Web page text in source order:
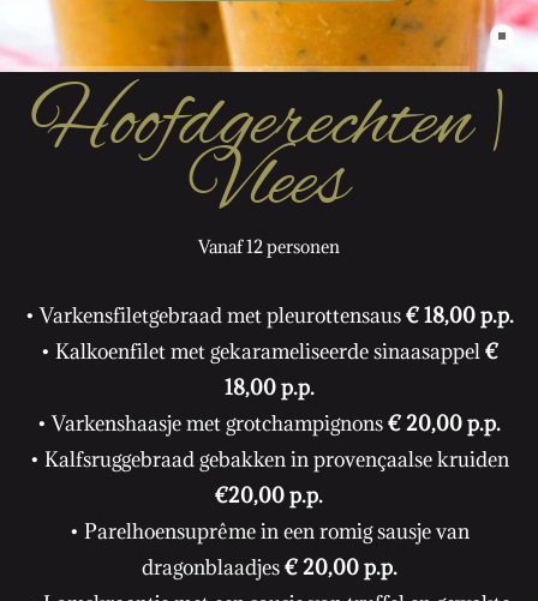
Hoofdgerechten |
Vlees
Vanaf 12 personen
• Varkensfiletgebraad met pleurottensaus€ 18,00 p.p.
• Kalkoenfilet met gekarameliseerde sinaasappel€
18,00 p.p.
• Varkenshaasje met grotchampignons€ 20,00 p.p.
• Kalfsruggebraad gebakken in provençaalse kruiden
€20,00 p.p.
• Parelhoensuprême in een romig sausje van
dragonblaadjes€ 20,00 p.p.